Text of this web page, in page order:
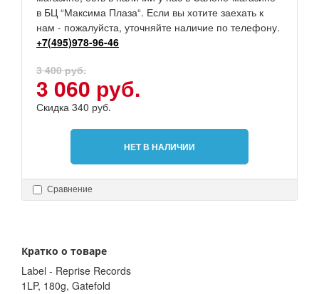
в БЦ “Максима Плаза“. Если вы хотите заехать к
нам - пожалуйста, уточняйте наличие по телефону.
+7(495)978-96-46
3 400 руб.
3 060 руб.
Скидка 340 руб.
НЕТ В НАЛИЧИИ
Сравнение
Кратко о товаре
Label - Reprise Records
1LP, 180g, Gatefold